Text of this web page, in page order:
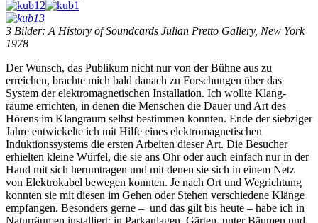
3 Bilder: A History of Soundcards Julian Pretto Gallery, New York
1978
Der Wunsch, das Publikum nicht nur von der Bühne aus zu
erreichen, brachte mich bald danach zu Forschungen über das
System der elektromagnetischen Installation. Ich wollte Klang-
räume errichten, in denen die Menschen die Dauer und Art des
Hörens im Klangraum selbst bestimmen konnten. Ende der siebziger
Jahre entwickelte ich mit Hilfe eines elektromagnetischen
Induktionssystems die ersten Arbeiten dieser Art. Die Besucher
erhielten kleine Würfel, die sie ans Ohr oder auch einfach nur in der
Hand mit sich herumtragen und mit denen sie sich in einem Netz
von Elektrokabel bewegen konnten. Je nach Ort und Wegrichtung
konnten sie mit diesen im Gehen oder Stehen verschiedene Klänge
empfangen. Besonders gerne – und das gilt bis heute – habe ich in